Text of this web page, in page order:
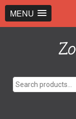
MENU